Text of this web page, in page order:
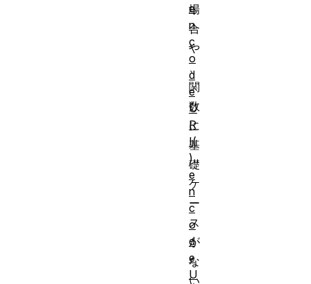
場
合
や
、
関
数
に
基
礎
ケ
ー
ス
が
な
い
e
n
c
o
d
e
U
R
I(
)
e
n
c
o
d
e
U